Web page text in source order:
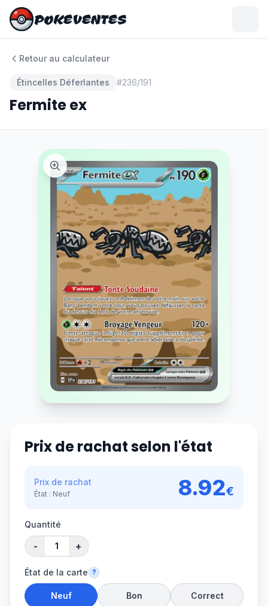
POKEVENTES
POKEVENTES
Retour au calculateur
Étincelles Déferlantes #236/191
Fermite ex
Prix de rachat selon l'état
Prix de rachat
État : Neuf 8.92€
Quantité
- +
État de la carte ?
Neuf Bon Correct